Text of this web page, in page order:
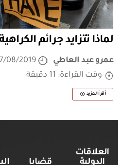
لماذا تتزايد جرائم
عمرو عبد العاطي
17/08/2019
وقت القراءة: 11 دقيقة
أقرأ المزيد
العلاقات
الدولية
قضايا